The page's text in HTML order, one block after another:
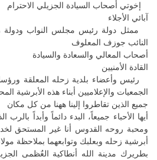
إخوتي أصحاب السيادة الجزيلي الاحترام
آبائي الأجلاء
ممثل دولة رئيس مجلس النواب ودولة
النائب جوزف المعلوف
أصحاب المعالي والسعادة والسيادة
القادة الأمنيين
رئيس وأعضاء بلدية زحله المعلقة
الجمعيات والإعلاميين أبناء هذه الأبرشية
جميع الذين تقاطروا إلينا ههنا من كل مكان
أيها الأحباء جميعاً، البدء دائماً وأبداً
ومحبة روحه القدوس أنا غير المستحق
أبرشية زحله وبعلبك وتوابعهما بملاحظة
بطريرك مدينة الله أنطاكية العٌظمى